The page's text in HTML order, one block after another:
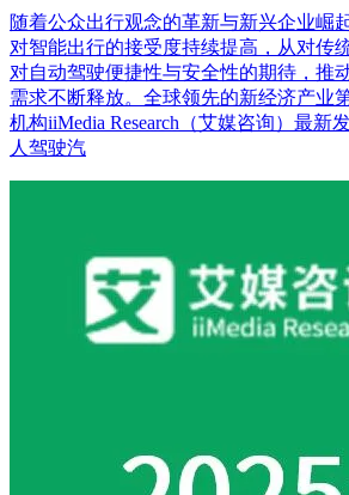
随着公众出行观念的革新与新兴企业崛
对智能出行的接受度持续提高，从对传
对自动驾驶便捷性与安全性的期待，推
需求不断释放。全球领先的新经济产业
机构iiMedia Research（艾媒咨询）最新
人驾驶汽